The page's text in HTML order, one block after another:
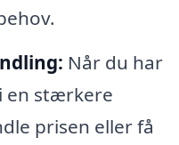
Når du har
en stærkere
prisen eller få